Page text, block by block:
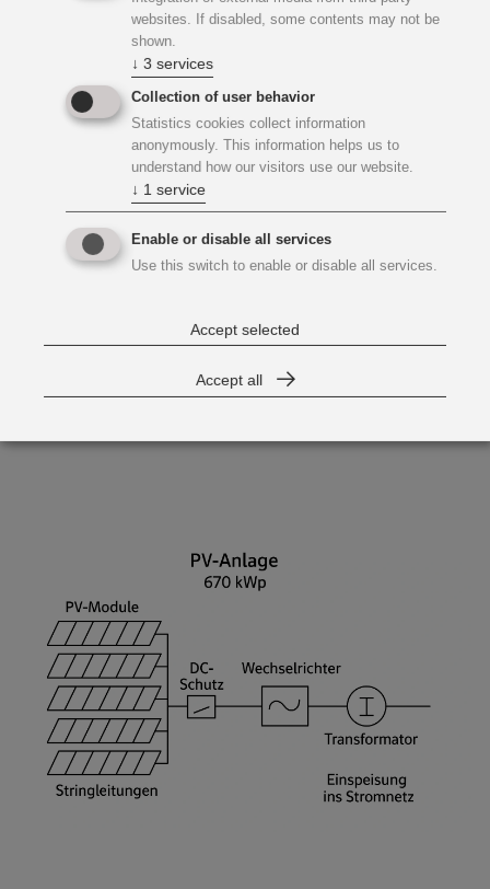
Ergänzt wird sie durch einen
Batteriespeicher
Abendspeicherung und Ausgleich
ermöglicht.
Mit dieser Kombination können jährlich
300 Haushalte
versorgt werden (Schätzung).
Das Projekt ermöglicht nicht nur
Speicher auch eine bessere Nutzung in
den Abendstunden und eine stabilere
Versorgung von Infrastrukturen (z. B.
websites. If disabled, some contents may not be
shown.
↓ 3 services
Collection of user behavior
Statistics cookies collect information
anonymously. This information helps us to
understand how our visitors use our website.
↓ 1 service
Enable or disable all services
Use this switch to enable or disable all services.
Accept selected
Accept all